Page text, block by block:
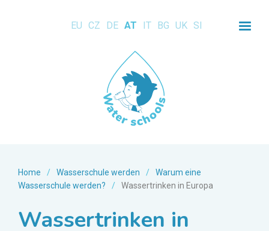
EU CZ DE AT IT BG UK SI
Home / Wasserschule werden /
Warum eine
Wasserschule werden?
/ Wassertrinken in Europa
Wassertrinken in